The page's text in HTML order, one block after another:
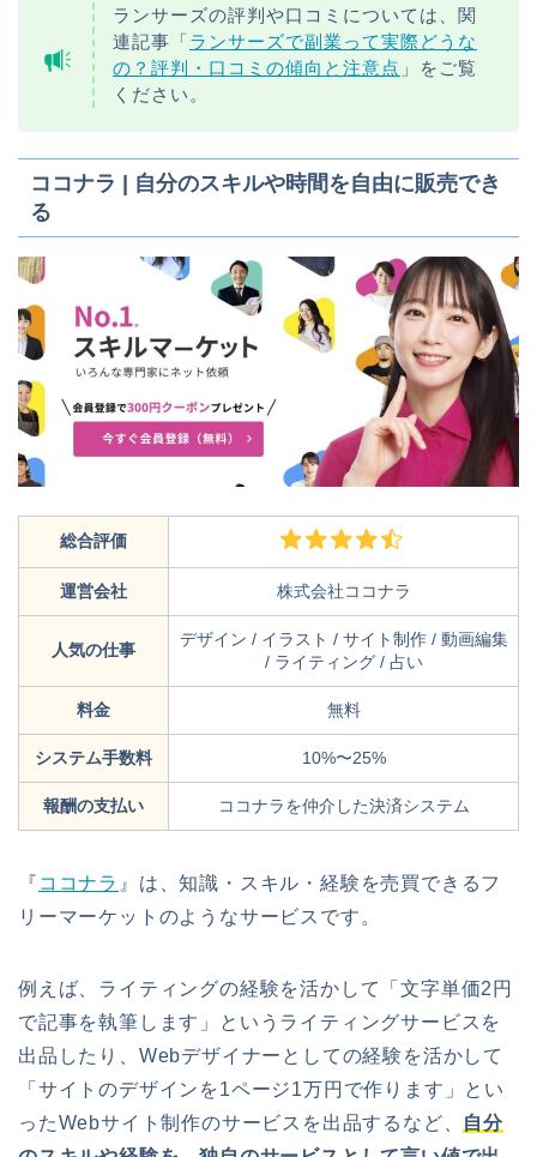
ランサーズの評判や口コミについては、関
連記事「ランサーズで副業って実際どうな
の？評判・口コミの傾向と注意点 」をご覧
ください。
ココナラ | 自分のスキルや時間を自由に販売でき
る
総合評価
運営会社 株式会社ココナラ
人気の仕事
デザイン / イラスト / サイト制作 / 動画編集
/ ライティング / 占い
料金 無料
システム手数料 10%〜25%
報酬の支払い ココナラを仲介した決済システム
『 ココナラ 』は、知識・スキル・経験を売買できるフ
リーマーケットのようなサービスです。
例えば、ライティングの経験を活かして「文字単価2円
で記事を執筆します」というライティングサービスを
出品したり、Webデザイナーとしての経験を活かして
「サイトのデザインを1ページ1万円で作ります」とい
ったWebサイト制作のサービスを出品するなど、 自分